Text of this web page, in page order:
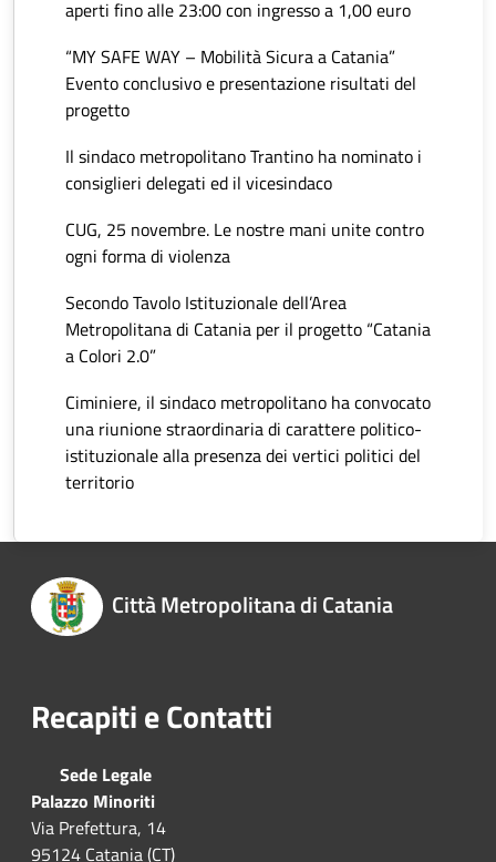
aperti fino alle 23:00 con ingresso a 1,00 euro
“MY SAFE WAY – Mobilità Sicura a Catania”
Evento conclusivo e presentazione risultati del
progetto
Il sindaco metropolitano Trantino ha nominato i
consiglieri delegati ed il vicesindaco
CUG, 25 novembre. Le nostre mani unite contro
ogni forma di violenza
Secondo Tavolo Istituzionale dell’Area
Metropolitana di Catania per il progetto “Catania
a Colori 2.0”
Ciminiere, il sindaco metropolitano ha convocato
una riunione straordinaria di carattere politico-
istituzionale alla presenza dei vertici politici del
territorio
Città Metropolitana di Catania
Recapiti e Contatti
Sede Legale
Palazzo Minoriti
Via Prefettura, 14
95124 Catania (CT)